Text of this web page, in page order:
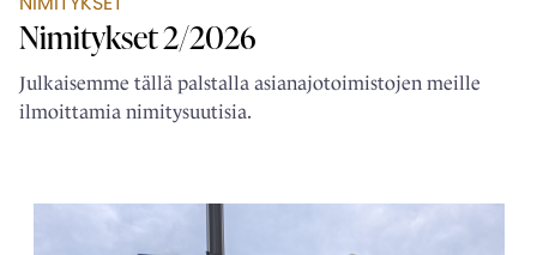
Nimitykset 2/2026
Julkaisemme tällä palstalla asianajotoimistojen meille
ilmoittamia nimitysuutisia.